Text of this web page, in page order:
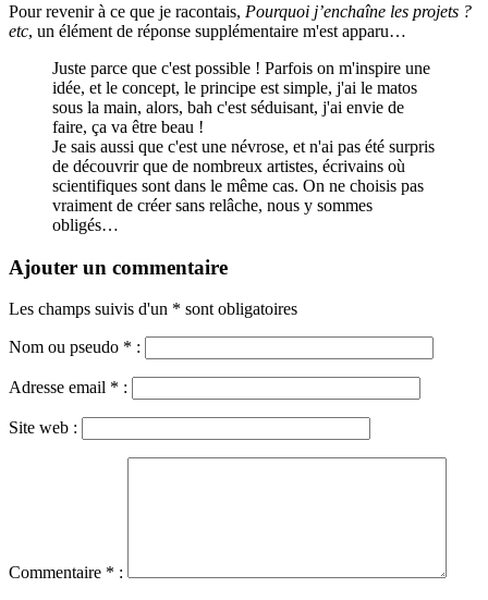
Pour revenir à ce que je racontais, Pourquoi j’enchaîne les projets ?
etc, un élément de réponse supplémentaire m'est apparu…
Juste parce que c'est possible ! Parfois on m'inspire une
idée, et le concept, le principe est simple, j'ai le matos
sous la main, alors, bah c'est séduisant, j'ai envie de
faire, ça va être beau !
Je sais aussi que c'est une névrose, et n'ai pas été surpris
de découvrir que de nombreux artistes, écrivains où
scientifiques sont dans le même cas. On ne choisis pas
vraiment de créer sans relâche, nous y sommes
obligés…
Ajouter un commentaire
Les champs suivis d'un * sont obligatoires
Nom ou pseudo * :
Adresse email * :
Site web :
Commentaire * :